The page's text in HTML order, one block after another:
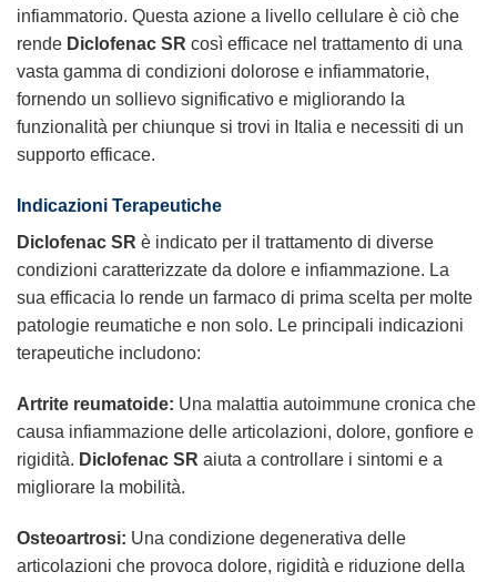
infiammatorio. Questa azione a livello cellulare è ciò che
rende Diclofenac SR così efficace nel trattamento di una
vasta gamma di condizioni dolorose e infiammatorie,
fornendo un sollievo significativo e migliorando la
funzionalità per chiunque si trovi in Italia e necessiti di un
supporto efficace.
Indicazioni Terapeutiche
Diclofenac SR è indicato per il trattamento di diverse
condizioni caratterizzate da dolore e infiammazione. La
sua efficacia lo rende un farmaco di prima scelta per molte
patologie reumatiche e non solo. Le principali indicazioni
terapeutiche includono:
Artrite reumatoide: Una malattia autoimmune cronica che
causa infiammazione delle articolazioni, dolore, gonfiore e
rigidità. Diclofenac SR aiuta a controllare i sintomi e a
migliorare la mobilità.
Osteoartrosi: Una condizione degenerativa delle
articolazioni che provoca dolore, rigidità e riduzione della